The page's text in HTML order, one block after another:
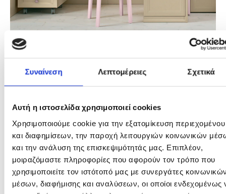
Συναίνεση Λεπτομέρειες Σχετικά
Αυτή η ιστοσελίδα χρησιμοποιεί cookies
Χρησιμοποιούμε cookie για την εξατομίκευση
περιεχομένου και διαφημίσεων, την παροχή λειτουργιών
μας. Επιπλέον, μοιραζόμαστε πληροφορίες που αφορούν
τον τρόπο που χρησιμοποιείτε τον ιστότοπό μας με
συνεργάτες κοινωνικών μέσων, διαφήμισης και
αναλύσεων, οι οποίοι ενδεχομένως να τις συνδυάσουν με
άλλες πληροφορίες που τους έχετε παραχωρήσει ή τις
οποίες έχουν συλλέξει σε σχέση με την από μέρους σας
χρήση των υπηρεσιών τους.
Επιλογή
Συρταριέρα Τροχήλατη Alby
383€ 326€